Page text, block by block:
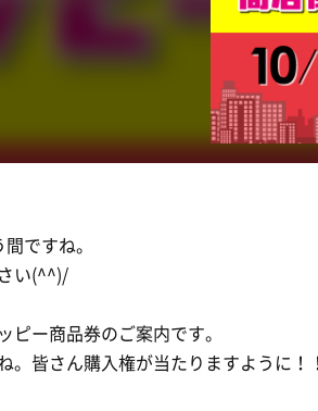
ですね。
い(^^)/
ピー商品券のご案内です。
。皆さん購入権が当たりますように！